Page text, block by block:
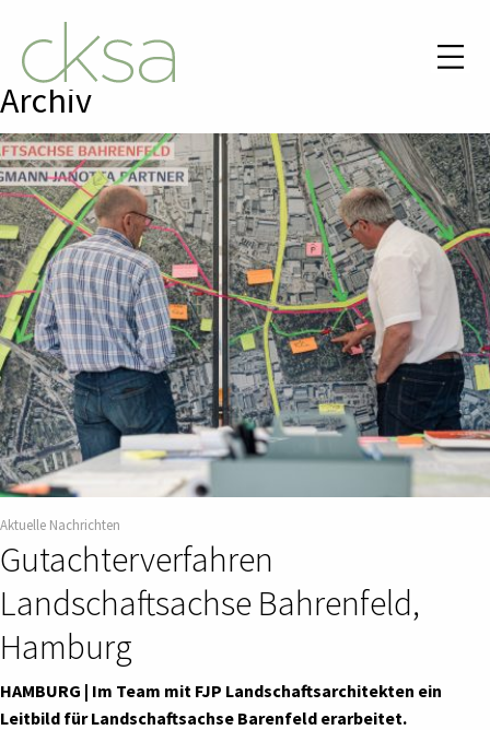
Archiv
Aktuelle Nachrichten
Gutachterverfahren
Landschaftsachse Bahrenfeld,
Hamburg
HAMBURG | Im Team mit FJP Landschaftsarchitekten ein
Leitbild für Landschaftsachse Barenfeld erarbeitet.